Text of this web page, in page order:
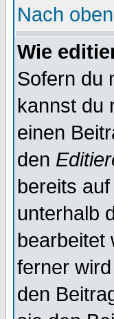
Nach oben
Wie
Sofern du
kannst du
einen
den
bereits
unterhalb
bearbeitet
ferner
den